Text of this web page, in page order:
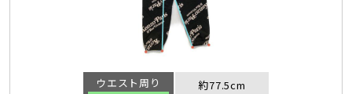
ウエスト周り
約77.5cm